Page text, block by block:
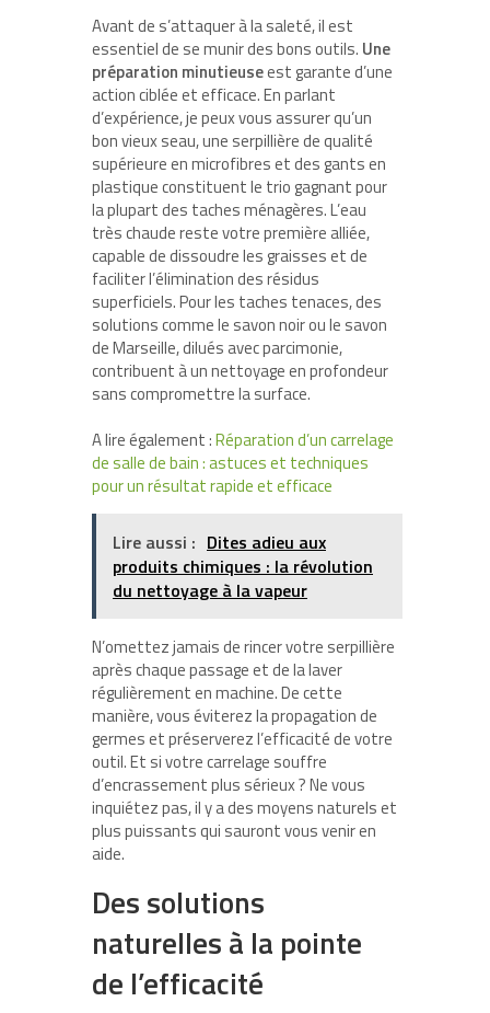
Avant de s’attaquer à la saleté, il est
essentiel de se munir des bons outils. Une
préparation minutieuseest garante d’une
action ciblée et efficace. En parlant
d’expérience, je peux vous assurer qu’un
bon vieux seau, une serpillière de qualité
supérieure en microfibres et des gants en
plastique constituent le trio gagnant pour
la plupart des taches ménagères. L’eau
très chaude reste votre première alliée,
capable de dissoudre les graisses et de
faciliter l’élimination des résidus
superficiels. Pour les taches tenaces, des
solutions comme le savon noir ou le savon
de Marseille, dilués avec parcimonie,
contribuent à un nettoyage en profondeur
sans compromettre la surface.
A lire également :Réparation d’un carrelage
de salle de bain : astuces et techniques
pour un résultat rapide et efficace
Lire aussi : Dites adieu aux
produits chimiques : la révolution
du nettoyage à la vapeur
N’omettez jamais de rincer votre serpillière
après chaque passage et de la laver
régulièrement en machine. De cette
manière, vous éviterez la propagation de
germes et préserverez l’efficacité de votre
outil. Et si votre carrelage souffre
d’encrassement plus sérieux ? Ne vous
inquiétez pas, il y a des moyens naturels et
plus puissants qui sauront vous venir en
aide.
Des solutions
naturelles à la pointe
de l’efficacité